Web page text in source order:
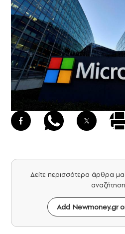
Δείτε περισσότερα άρθρα
Add Newmoney.gr